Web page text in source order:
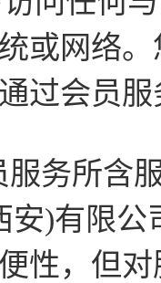
或网络
过会员
服务所含
)有限公
性，但